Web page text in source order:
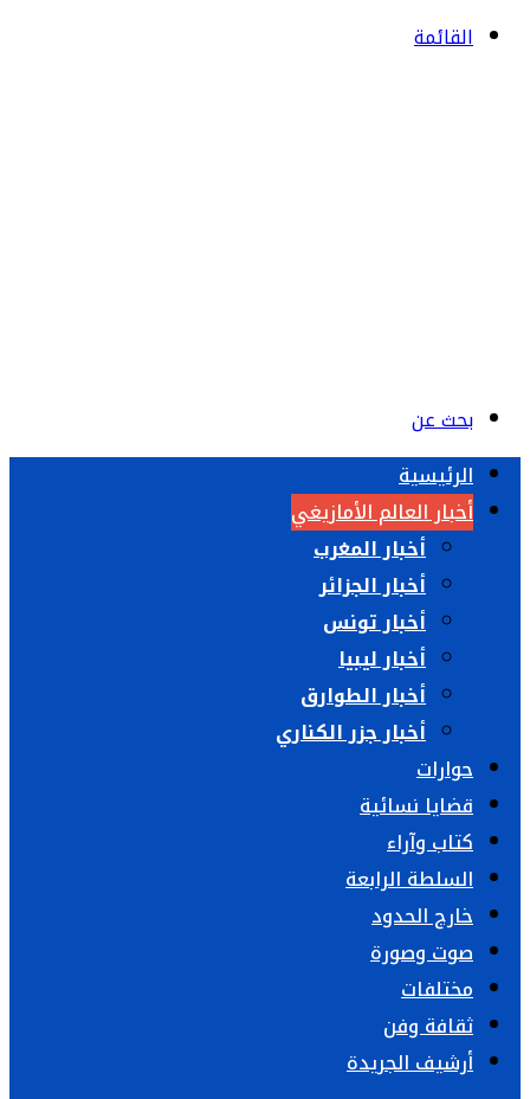
القائمة
بحث عن
الرئيسية
أخبار العالم الأمازيغي
أخبار المغرب
أخبار الجزائر
أخبار تونس
أخبار ليبيا
أخبار الطوارق
أخبار جزر الكناري
حوارات
قضايا نسائية
كتاب وآراء
السلطة الرابعة
خارج الحدود
صوت وصورة
مختلفات
ثقافة وفن
أرشيف الجريدة